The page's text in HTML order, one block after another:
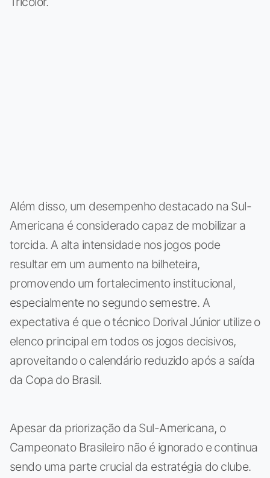
Além disso, um desempenho destacado na Sul-
Americana é considerado capaz de mobilizar a
torcida. A alta intensidade nos jogos pode
resultar em um aumento na bilheteira,
promovendo um fortalecimento institucional,
especialmente no segundo semestre. A
expectativa é que o técnico Dorival Júnior utilize o
elenco principal em todos os jogos decisivos,
aproveitando o calendário reduzido após a saída
da Copa do Brasil.
Apesar da priorização da Sul-Americana, o
Campeonato Brasileiro não é ignorado e continua
sendo uma parte crucial da estratégia do clube.